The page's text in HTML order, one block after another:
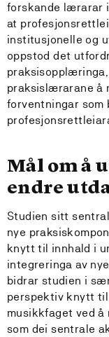
forskande lærarar
at
institusjonelle og
oppstod det
praksislærarane å
forventningar som
Mål om å
endre
Studien sitt
nye
knytt til innhald i
integreringa av
bidrar studien i
perspektiv knytt
musikkfaget ved å
som dei sentrale